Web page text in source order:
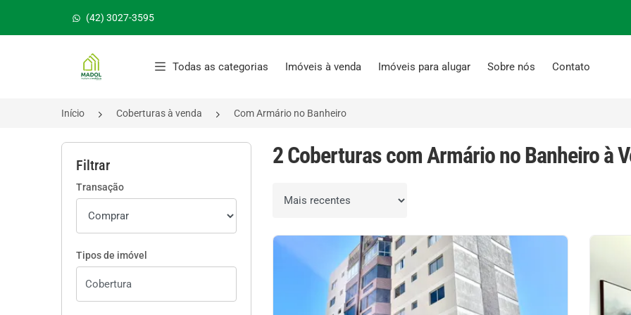
(42) 3027-3595
Página inicial
Todas as categorias Imóveis à venda Imóveis para alugar Sobre nós Contato
Início Coberturas à venda Com Armário no Banheiro
Filtrar
Transação
Tipos de imóvel
2 Coberturas com Armário no Banheiro à
Ordenar por